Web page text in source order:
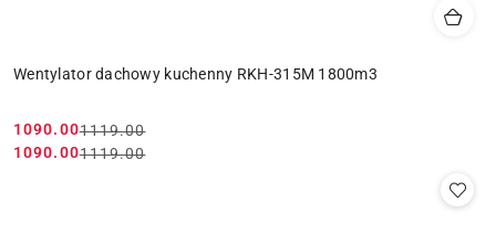
Wentylator dachowy kuchenny RKH-315M 1800m3
Cena
1090.00
Cena
1119.00
Cena
1090.00
Cena
1119.00